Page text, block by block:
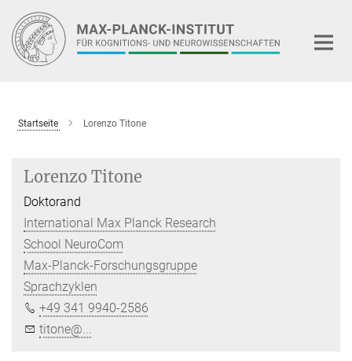
Hauptinhalt
Startseite Lorenzo Titone
Lorenzo Titone
Doktorand
International Max Planck Research
School NeuroCom
Max-Planck-Forschungsgruppe
Sprachzyklen
+49 341 9940-2586
titone@...